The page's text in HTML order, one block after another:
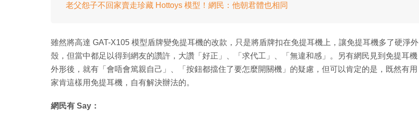
老父怨子不回家賣走珍藏 Hottoys 模型！網民：他朝君體也相同
雖然將高達 GAT-X105 模型盾牌變免提耳機的改款，只是將盾牌扣在免提耳機上，讓免提耳機多了硬淨外
殼，但當中都足以得到網友的讚許，大讚「好正」、「求代工」、「無違和感」。另有網民見到免提耳機
外形後，就有「會唔會篤親自己」、「按鈕都擋住了要怎麼開關機」的疑慮，但可以肯定的是，既然有用
家肯這樣用免提耳機，自有解決辦法的。
網民有 Say：